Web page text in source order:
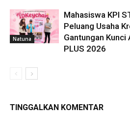
Natuna
Mahasiswa KPI
Peluang Usaha
Gantungan Kunci
PLUS 2026
TINGGALKAN KOMENTAR